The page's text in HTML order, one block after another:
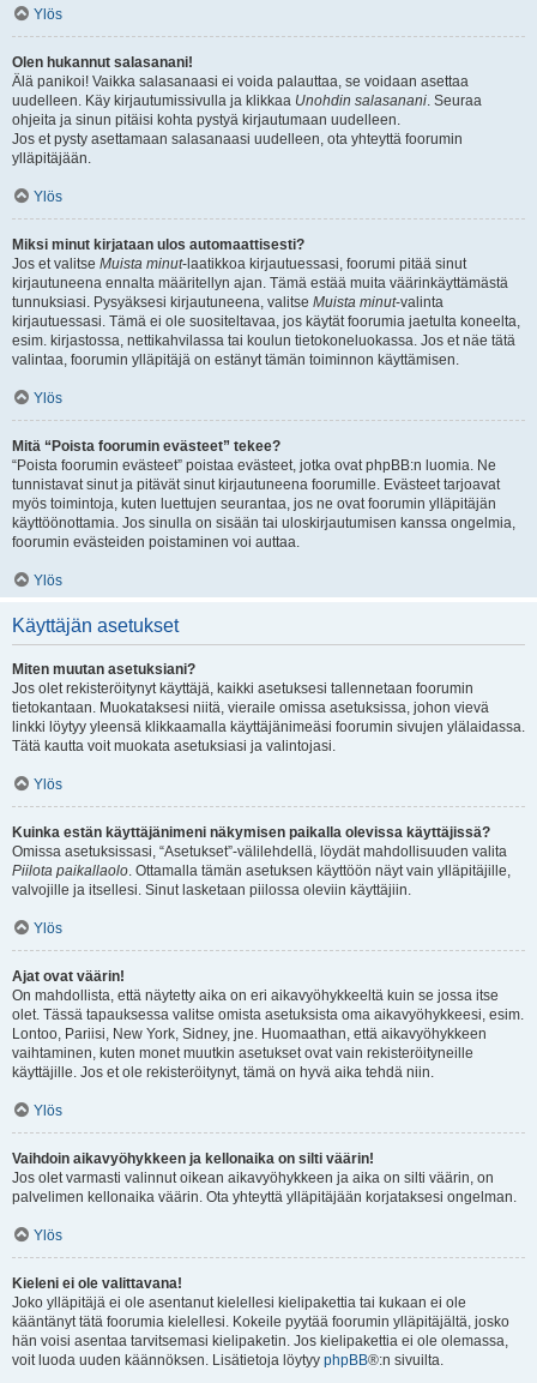
Ylös
Olen hukannut salasanani!
Älä panikoi! Vaikka salasanaasi ei voida palauttaa, se voidaan asettaa
uudelleen. Käy kirjautumissivulla ja klikkaa Unohdin salasanani. Seuraa
ohjeita ja sinun pitäisi kohta pystyä kirjautumaan uudelleen.
Jos et pysty asettamaan salasanaasi uudelleen, ota yhteyttä foorumin
ylläpitäjään.
Ylös
Miksi minut kirjataan ulos automaattisesti?
Jos et valitse Muista minut-laatikkoa kirjautuessasi, foorumi pitää sinut
kirjautuneena ennalta määritellyn ajan. Tämä estää muita väärinkäyttämästä
tunnuksiasi. Pysyäksesi kirjautuneena, valitse Muista minut-valinta
kirjautuessasi. Tämä ei ole suositeltavaa, jos käytät foorumia jaetulta koneelta,
esim. kirjastossa, nettikahvilassa tai koulun tietokoneluokassa. Jos et näe tätä
valintaa, foorumin ylläpitäjä on estänyt tämän toiminnon käyttämisen.
Ylös
Mitä “Poista foorumin evästeet” tekee?
“Poista foorumin evästeet” poistaa evästeet, jotka ovat phpBB:n luomia. Ne
tunnistavat sinut ja pitävät sinut kirjautuneena foorumille. Evästeet tarjoavat
myös toimintoja, kuten luettujen seurantaa, jos ne ovat foorumin ylläpitäjän
käyttöönottamia. Jos sinulla on sisään tai uloskirjautumisen kanssa ongelmia,
foorumin evästeiden poistaminen voi auttaa.
Ylös
Käyttäjän asetukset
Miten muutan asetuksiani?
Jos olet rekisteröitynyt käyttäjä, kaikki asetuksesi tallennetaan foorumin
tietokantaan. Muokataksesi niitä, vieraile omissa asetuksissa, johon vievä
linkki löytyy yleensä klikkaamalla käyttäjänimeäsi foorumin sivujen ylälaidassa.
Tätä kautta voit muokata asetuksiasi ja valintojasi.
Ylös
Kuinka estän käyttäjänimeni näkymisen paikalla olevissa käyttäjissä?
Omissa asetuksissasi, “Asetukset”-välilehdellä, löydät mahdollisuuden valita
Piilota paikallaolo. Ottamalla tämän asetuksen käyttöön näyt vain ylläpitäjille,
valvojille ja itsellesi. Sinut lasketaan piilossa oleviin käyttäjiin.
Ylös
Ajat ovat väärin!
On mahdollista, että näytetty aika on eri aikavyöhykkeeltä kuin se jossa itse
olet. Tässä tapauksessa valitse omista asetuksista oma aikavyöhykkeesi, esim.
Lontoo, Pariisi, New York, Sidney, jne. Huomaathan, että aikavyöhykkeen
vaihtaminen, kuten monet muutkin asetukset ovat vain rekisteröityneille
käyttäjille. Jos et ole rekisteröitynyt, tämä on hyvä aika tehdä niin.
Ylös
Vaihdoin aikavyöhykkeen ja kellonaika on silti väärin!
Jos olet varmasti valinnut oikean aikavyöhykkeen ja aika on silti väärin, on
palvelimen kellonaika väärin. Ota yhteyttä ylläpitäjään korjataksesi ongelman.
Ylös
Kieleni ei ole valittavana!
Joko ylläpitäjä ei ole asentanut kielellesi kielipakettia tai kukaan ei ole
kääntänyt tätä foorumia kielellesi. Kokeile pyytää foorumin ylläpitäjältä, josko
hän voisi asentaa tarvitsemasi kielipaketin. Jos kielipakettia ei ole olemassa,
voit luoda uuden käännöksen. Lisätietoja löytyy phpBB®:n sivuilta.